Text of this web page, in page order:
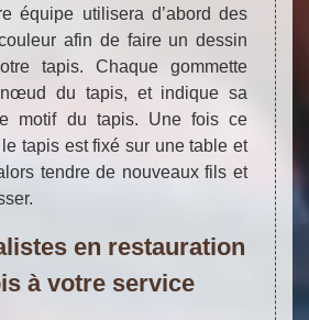
équipe utilisera d’abord des
afin de faire un dessin
tapis. Chaque gommette
nœud du tapis, et indique sa
motif du tapis. Une fois ce
tapis est fixé sur une table et
tendre de nouveaux fils et
en restauration
à votre service